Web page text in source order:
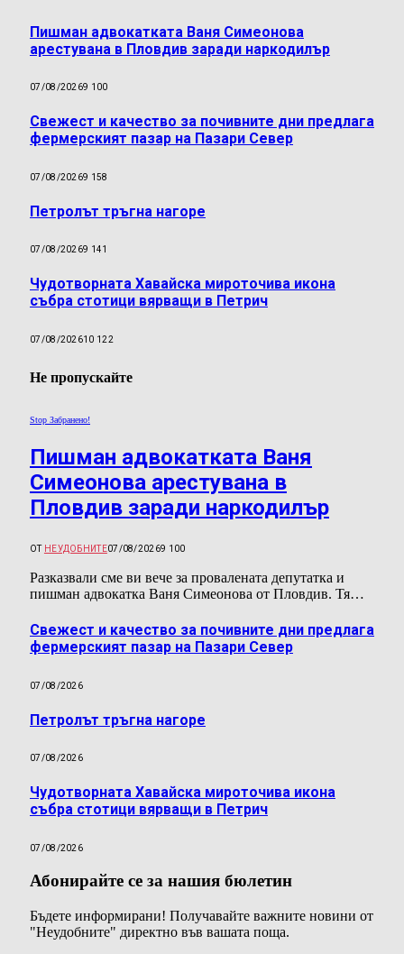
Пишман адвокатката Ваня Симеонова
арестувана в Пловдив заради наркодилър
07/08/20269 100
Свежест и качество за почивните дни предлага
фермерският пазар на Пазари Север
07/08/20269 158
Петролът тръгна нагоре
07/08/20269 141
Чудотворната Хавайска мироточива икона
събра стотици вярващи в Петрич
07/08/202610 122
Не пропускайте
Stop Забранено!
Пишман адвокатката Ваня
Симеонова арестувана в
Пловдив заради наркодилър
ОТ НЕУДОБНИТЕ07/08/20269 100
Разказвали сме ви вече за провалената депутатка и
пишман адвокатка Ваня Симеонова от Пловдив. Тя…
Свежест и качество за почивните дни предлага
фермерският пазар на Пазари Север
07/08/2026
Петролът тръгна нагоре
07/08/2026
Чудотворната Хавайска мироточива икона
събра стотици вярващи в Петрич
07/08/2026
Абонирайте се за нашия бюлетин
Бъдете информирани! Получавайте важните новини от
"Неудобните" директно във вашата поща.